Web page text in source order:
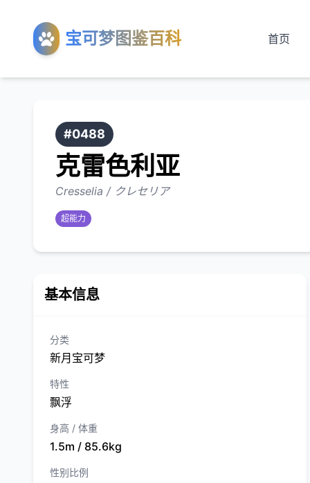
宝可梦图鉴百科 首页
#0488
克雷色利亚
Cresselia / クレセリア
超能力
基本信息
分类
新月宝可梦
特性
飘浮
身高 / 体重
1.5m / 85.6kg
性别比例